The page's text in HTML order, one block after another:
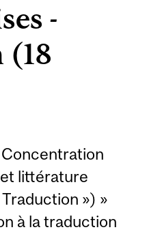
-
(18
littérature
») »
à la traduction